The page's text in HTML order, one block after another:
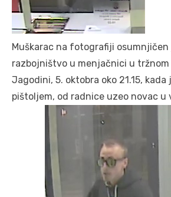
Muškarac na fotografiji osumnjičen
razbojništvo u menjačnici u tržnom
Jagodini, 5. oktobra oko 21.15,
pištoljem, od radnice uzeo novac